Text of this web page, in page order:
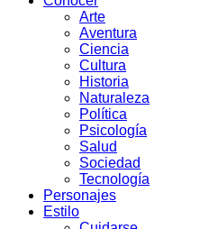
Arte
Aventura
Ciencia
Cultura
Historia
Naturaleza
Política
Psicología
Salud
Sociedad
Tecnología
Personajes
Estilo